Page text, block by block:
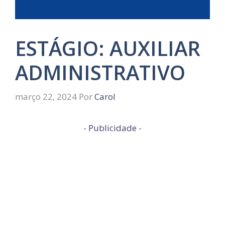
ESTÁGIO: AUXILIAR
ADMINISTRATIVO
março 22, 2024 PorCarol
- Publicidade -